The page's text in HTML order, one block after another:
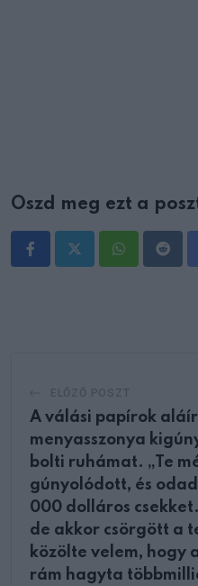
Oszd meg ezt a
Whatsapp
A válási papírok
menyasszonya
bolti ruhámat. „Te
gúnyolódott, és
000 dolláros
de akkor csörgött a
közölte velem, hogy
rám hagyta